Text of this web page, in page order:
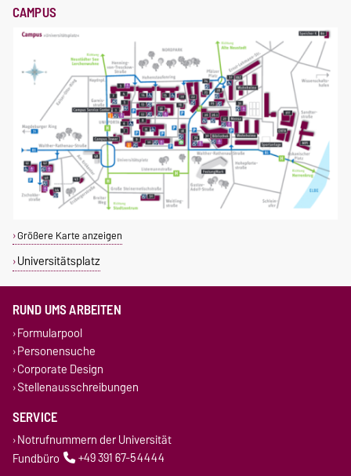
CAMPUS
Größere Karte anzeigen
Universitätsplatz
RUND UMS ARBEITEN
Formularpool
Personensuche
Corporate Design
Stellenausschreibungen
SERVICE
Notrufnummern der Universität
Fundbüro
+49 391 67-54444